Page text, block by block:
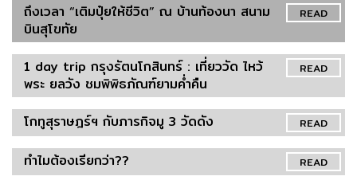
READ
ถึงเวลา “เติมปุ๋ยให้ชีวิต” ณ บ้านท้องนา สนาม
บินสุโขทัย
READ
1 day trip กรุงรัตนโกสินทร์ : เที่ยววัด ไหว้
พระ ยลวัง ชมพิพิธภัณฑ์ยามค่ำคืน
READ
โกทูสุราษฎร์ฯ กับภารกิจมู 3 วัดดัง
READ
ทำไมต้องเรียกว่า??